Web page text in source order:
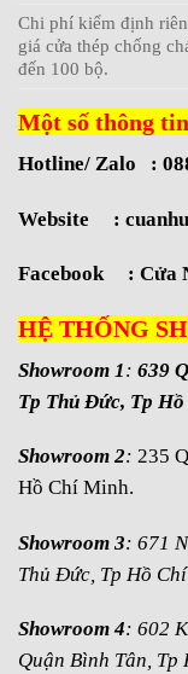
Chi phí kiểm định
giá cửa thép chống
đến 100 bộ.
Một số thông
Hotline/ Zalo :
Website :
Facebook : Cửa
HỆ THỐNG
Showroom 1: 639
Tp Thủ Đức, Tp
Showroom 2: 235
Hồ Chí Minh.
Showroom 3: 671
Thủ Đức, Tp Hồ
Showroom 4: 602
Quận Bình Tân, Tp